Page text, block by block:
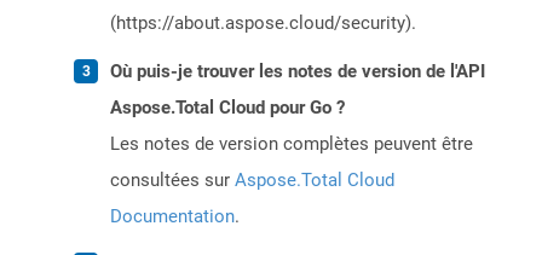
(https://about.aspose.cloud/security).
Où puis-je trouver les notes de version de l'API
Aspose.Total Cloud pour Go ?
Les notes de version complètes peuvent être
consultées sur Aspose.Total Cloud
Documentation.